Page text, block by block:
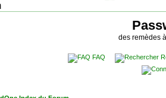
des remèdes
FAQ